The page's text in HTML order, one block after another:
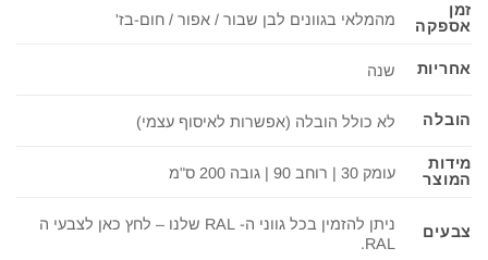
זמן
אספקה
מהמלאי בגוונים לבן שבור / אפור / חום-בז'
אחריות שנה
הובלה לא כולל הובלה (אפשרות לאיסוף עצמי)
מידות
המוצר
עומק 30 | רוחב 90 | גובה 200 ס"מ
צבעים
ניתן להזמין בכל גווני ה- RAL שלנו – לחץ כאן לצבעי ה
RAL.